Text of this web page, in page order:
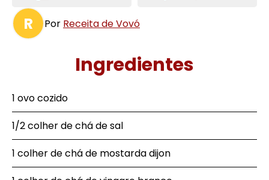
R Por Receita de Vovó
Ingredientes
1 ovo cozido
1/2 colher de chá de sal
1 colher de chá de mostarda dijon